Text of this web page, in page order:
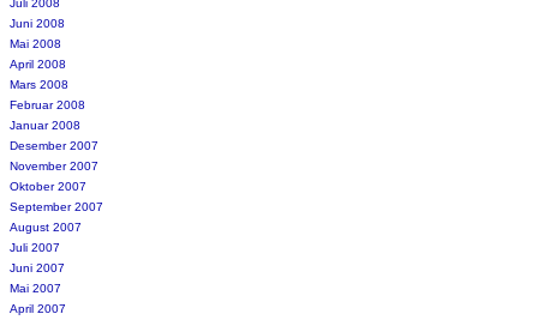
Juni 2008
Mai 2008
April 2008
Mars 2008
Februar 2008
Januar 2008
Desember 2007
November 2007
Oktober 2007
September 2007
August 2007
Juli 2007
Juni 2007
Mai 2007
April 2007